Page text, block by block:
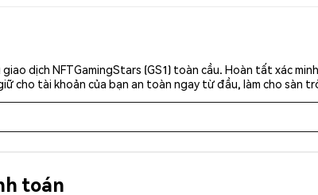
dịch NFTGamingStars (GS1) toàn cầu. Hoàn tất xác
cho tài khoản của bạn an toàn ngay từ đầu, làm cho sàn
toán